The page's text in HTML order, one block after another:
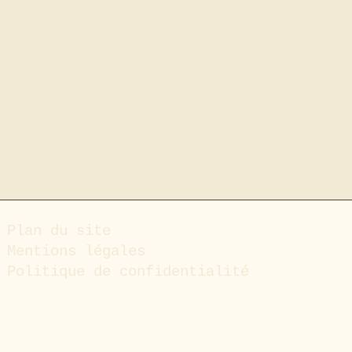
Plan du site
Mentions légales
Politique de confidentialité